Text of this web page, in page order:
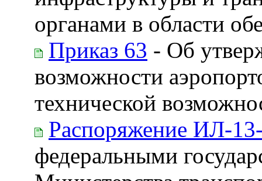
органами в области
Приказ 63 - Об
возможности
технической
Распоряжение ИЛ-
федеральными